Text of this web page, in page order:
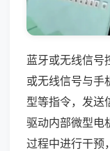
蓝牙或无线信号
或无线信号与手
型等指令，发送
驱动内部微型电
过程中进行干预